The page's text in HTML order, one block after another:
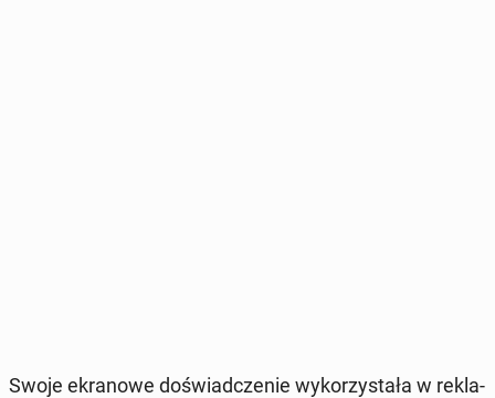
Swoje ekra­no­we do­świad­cze­nie wy­ko­rzy­sta­ła w re­kla­